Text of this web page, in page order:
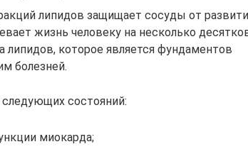
липидов защищает сосуды от
жизнь человеку на несколько
которое является фундаментов
болезней.
состояний:
миокарда;